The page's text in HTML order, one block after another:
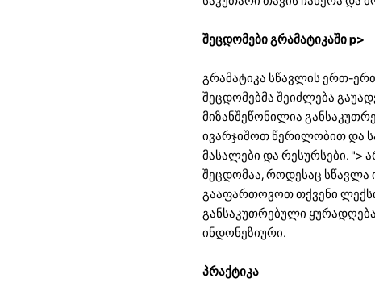
შეცდომები გრამატიკაში p>
გრამატიკა სწავლის ერთ-
შეცდომებმა შეიძლება
მიზანშეწონილია
ივარჯიშოთ წერილობით და
მასალები და რესურსები. ">
შეცდომაა, როდესაც სწავლა
გააფართოვოთ თქვენი
განსაკუთრებული
ინდონეზიური.
პრაქტიკა